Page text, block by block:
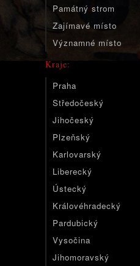
Památný strom
Zajímavé místo
Významné místo
Kraje:
Praha
Středočeský
Jihočeský
Plzeňský
Karlovarský
Liberecký
Ústecký
Královéhradecký
Pardubický
Vysočina
Jihomoravský